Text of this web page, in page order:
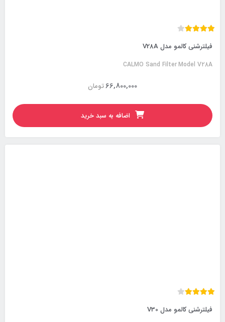
فیلترشنی کالمو مدل V28A
CALMO Sand Filter Model V28A
تومان66,800,000
اضافه به سبد خرید
فیلترشنی کالمو مدل V30